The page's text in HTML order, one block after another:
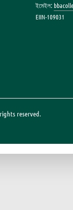
ইমেইল:
EIIN-109031
reserved.